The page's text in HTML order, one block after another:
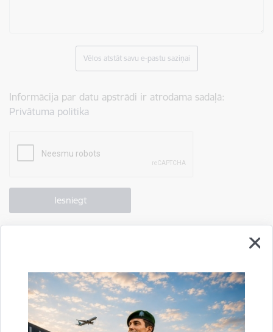
Vēlos atstāt savu e-pastu saziņai
Informācija par datu apstrādi ir atrodama sadaļā:
Privātuma politika